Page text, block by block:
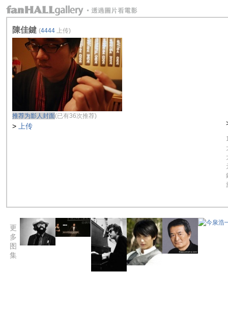
陳佳鍵 (4444 上传)
推荐为影人封面(已有36次推荐)
> 上传
更
多
图
集